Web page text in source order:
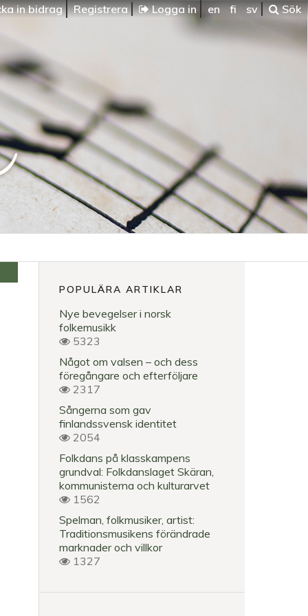
in bidrag Registrera Logga in en fi sv Sök
VAGGVISOR
Vaggvisor
folkmusiken
Kvällsrutiner
trygghet
Väntan
frustration
POPULÄRA ARTIKLAR
Nye bevegelser i norsk
folkemusikk
5323
Något om valsen – och dess
föregångare och efterföljare
2317
Sångerna som gav
finlandssvensk identitet
2054
Folkdans på klasskampens
grundval: Folkdanslaget Skäran,
kommunisterna och kulturarvet
1562
Spelman, folkmusiker, artist:
Traditionsmusikens förändrade
marknader och villkor
1327